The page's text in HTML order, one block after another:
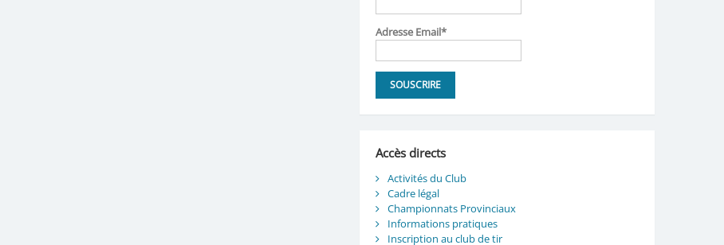
Adresse Email*
Accès directs
Activités du Club
Cadre légal
Championnats Provinciaux
Informations pratiques
Inscription au club de tir